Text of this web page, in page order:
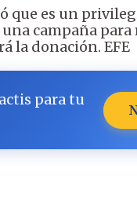
que es un
campaña
la donación. EFE
para tu